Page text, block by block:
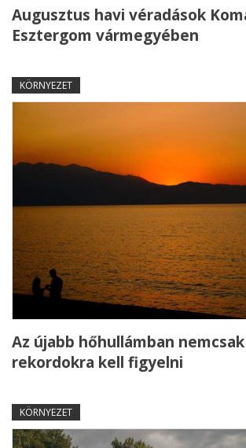
Augusztus havi véradások
Esztergom vármegyében
KÖRNYEZET
Az újabb hőhullámban
rekordokra kell figyelni
KÖRNYEZET